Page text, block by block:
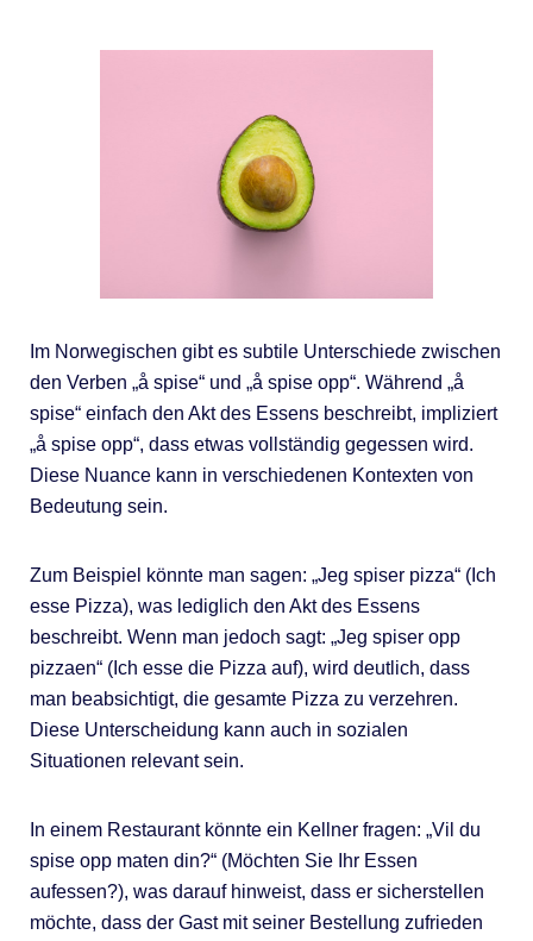
Im Norwegischen gibt es subtile Unterschiede zwischen
den Verben „å spise“ und „å spise opp“. Während „å
spise“ einfach den Akt des Essens beschreibt, impliziert
„å spise opp“, dass etwas vollständig gegessen wird.
Diese Nuance kann in verschiedenen Kontexten von
Bedeutung sein.
Zum Beispiel könnte man sagen: „Jeg spiser pizza“ (Ich
esse Pizza), was lediglich den Akt des Essens
beschreibt. Wenn man jedoch sagt: „Jeg spiser opp
pizzaen“ (Ich esse die Pizza auf), wird deutlich, dass
man beabsichtigt, die gesamte Pizza zu verzehren.
Diese Unterscheidung kann auch in sozialen
Situationen relevant sein.
In einem Restaurant könnte ein Kellner fragen: „Vil du
spise opp maten din?“ (Möchten Sie Ihr Essen
aufessen?), was darauf hinweist, dass er sicherstellen
möchte, dass der Gast mit seiner Bestellung zufrieden